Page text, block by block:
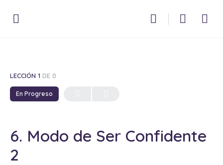
LECCIÓN 1 DE 0
En Progreso
6. Modo de Ser Confidente
2